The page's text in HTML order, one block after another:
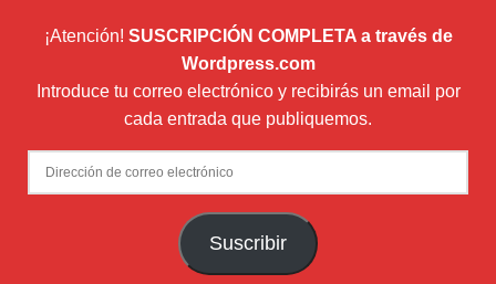
¡Atención! SUSCRIPCIÓN COMPLETA a través de
Wordpress.com
Introduce tu correo electrónico y recibirás un email por
cada entrada que publiquemos.
Dirección
de
Suscribir